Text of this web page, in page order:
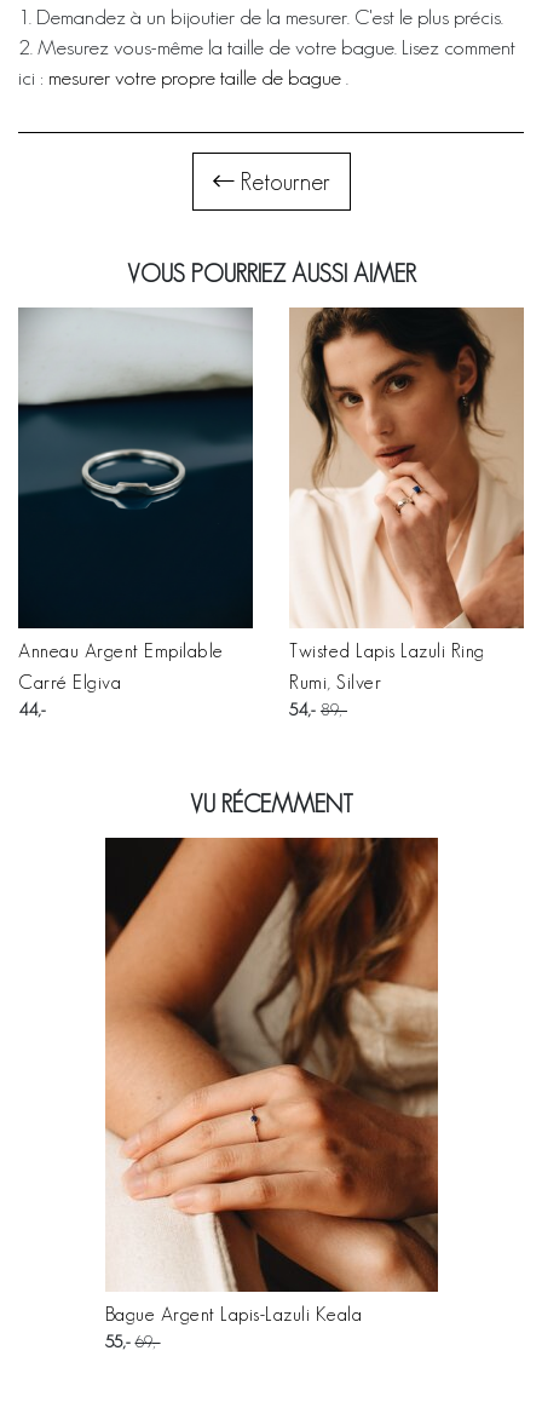
1. Demandez à un bijoutier de la mesurer. C'est le plus précis.
2. Mesurez vous-même la taille de votre bague. Lisez comment
ici : mesurer votre propre taille de bague
Retourner
VOUS POURRIEZ AUSSI AIMER
Anneau Argent Empilable
Carré Elgiva
44
Twisted Lapis Lazuli Ring
Rumi, Silver
54 89
VU RÉCEMMENT
Bague Argent Lapis-Lazuli Keala
55 69